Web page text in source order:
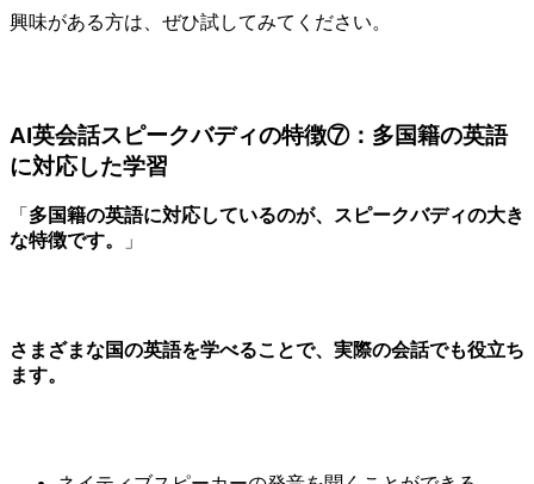
興味がある方は、ぜひ試してみてください。
AI英会話スピークバディの特徴⑦：多国籍の英語
に対応した学習
「 多国籍の英語に対応しているのが、スピークバディの大き
な特徴です。
」
さまざまな国の英語を学べることで、実際の会話でも役立ち
ます。